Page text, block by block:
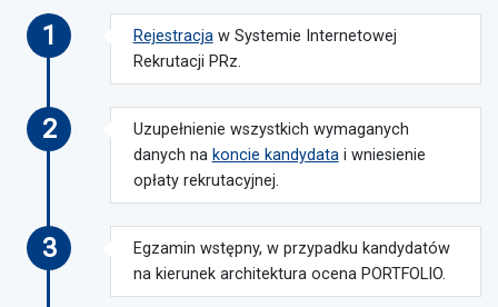
Rejestracjaw Systemie Internetowej
Rekrutacji PRz.
1
Uzupełnienie wszystkich wymaganych
danych na koncie kandydatai wniesienie
opłaty rekrutacyjnej.
2
Egzamin wstępny, w przypadku kandydatów
na kierunek architektura ocena PORTFOLIO.
3